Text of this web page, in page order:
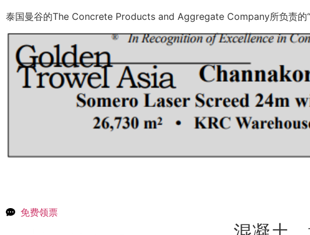
泰国曼谷的The Concrete Products and Aggregate Company所负责的
免费领票